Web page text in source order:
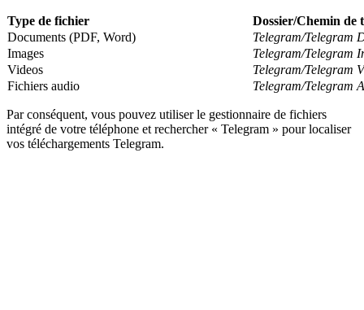
Type de fichier
Dossier/Chemin de
Documents (PDF, Word)
Telegram/Telegram
Images
Telegram/Telegram
Videos
Telegram/Telegram
Fichiers audio
Telegram/Telegram
Par conséquent, vous pouvez utiliser le gestionnaire de fichiers
intégré de votre téléphone et rechercher « Telegram » pour localiser
vos téléchargements Telegram.